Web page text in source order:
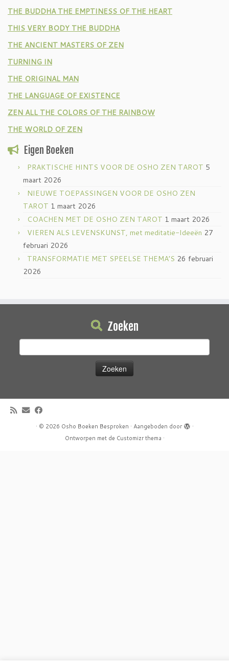
THE BUDDHA THE EMPTINESS OF THE HEART
THIS VERY BODY THE BUDDHA
THE ANCIENT MASTERS OF ZEN
TURNING IN
THE ORIGINAL MAN
THE LANGUAGE OF EXISTENCE
ZEN ALL THE COLORS OF THE RAINBOW
THE WORLD OF ZEN
Eigen Boeken
PRAKTISCHE HINTS VOOR DE OSHO ZEN TAROT 5
maart 2026
NIEUWE TOEPASSINGEN VOOR DE OSHO ZEN
TAROT 1 maart 2026
COACHEN MET DE OSHO ZEN TAROT 1 maart 2026
VIEREN ALS LEVENSKUNST, met meditatie-Ideeën 27
februari 2026
TRANSFORMATIE MET SPEELSE THEMA’S 26 februari
2026
Zoeken
· © 2026 Osho Boeken Besproken · Aangeboden door
·
Ontworpen met de Customizr thema ·